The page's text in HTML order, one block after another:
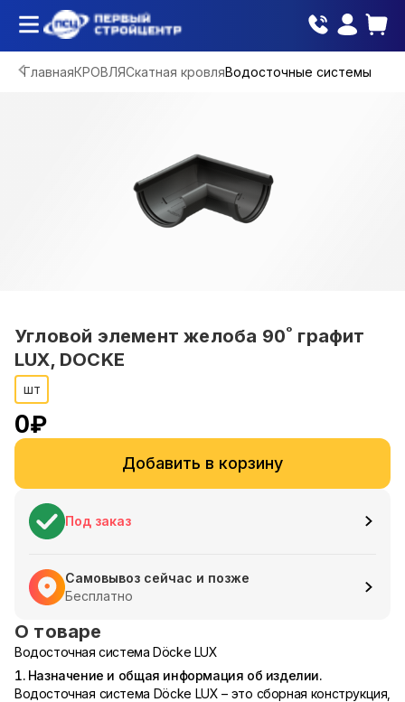
ГлавнаяКРОВЛЯСкатная кровляВодосточные системы
Угловой элемент желоба 90˚ графит
LUX, DOCKE
шт
0₽
Добавить в корзину
Под заказ
Самовывоз сейчас и позже
Бесплатно
О товаре
Водосточная система Döcke LUX
1. Назначение и общая информация об изделии.
Водосточная система Döcke LUX – это сборная конструкция,